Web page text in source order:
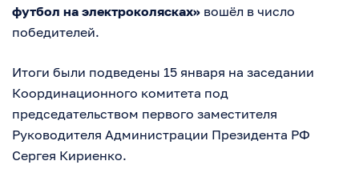
футбол на электроколясках» вошёл в число
победителей.
Итоги были подведены 15 января на заседании
Координационного комитета под
председательством первого заместителя
Руководителя Администрации Президента РФ
Сергея Кириенко.